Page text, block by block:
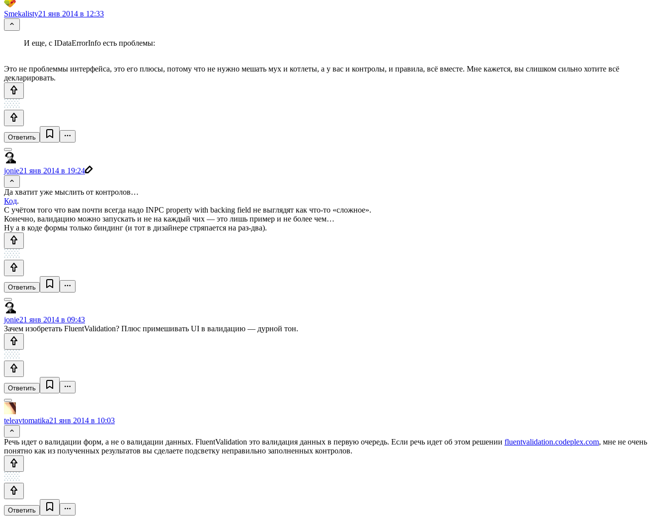
Smekalisty21 янв 2014 в 12:33
И еще, с IDataErrorInfo есть проблемы:
Это не проблеммы интерфейса, это его плюсы, потому что не нужно мешать мух и котлеты, а у вас и контролы, и правила, всё вместе. Мне кажется, вы слишком сильно хотите всё
декларировать.
Ответить
jonie21 янв 2014 в 19:24
Да хватит уже мыслить от контролов…
Код.
С учётом того что вам почти всегда надо INPC property with backing field не выглядят как что-то «сложное».
Конечно, валидацию можно запускать и не на каждый чих — это лишь пример и не более чем…
Ну а в коде формы только биндинг (и тот в дизайнере стряпается на раз-два).
Ответить
jonie21 янв 2014 в 09:43
Зачем изобретать FluentValidation? Плюс примешивать UI в валидацию — дурной тон.
Ответить
teleavtomatika21 янв 2014 в 10:03
Речь идет о валидации форм, а не о валидации данных. FluentValidation это валидация данных в первую очередь. Если речь идет об этом решении fluentvalidation.codeplex.com, мне не очень
понятно как из полученных результатов вы сделаете подсветку неправильно заполненных контролов.
Ответить